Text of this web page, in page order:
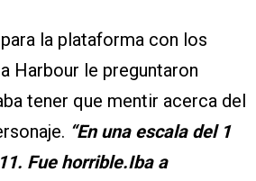
la plataforma con los
Harbour le preguntaron
tener que mentir acerca del
“En una escala del 1
Fue horrible.Iba a